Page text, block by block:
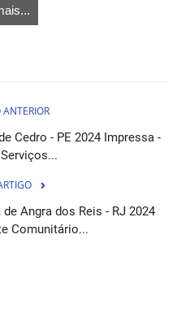
Cedro - PE 2024 Impressa -
Angra dos Reis - RJ 2024
Comunitário...